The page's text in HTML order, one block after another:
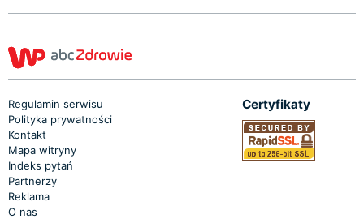
Regulamin serwisu
Polityka prywatności
Kontakt
Mapa witryny
Indeks pytań
Partnerzy
Reklama
O nas
Certyfikaty